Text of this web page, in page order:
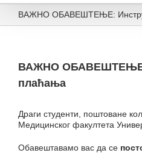
ВАЖНО ОБАВЕШТЕЊЕ:
ВАЖНО ОБАВЕШТЕЊЕ:
плаћања
Драги студенти, поштоване
Медицинског факултета
Обавештавамо вас да се